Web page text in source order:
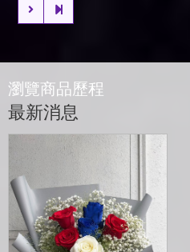
瀏覽商品歷程
最新消息